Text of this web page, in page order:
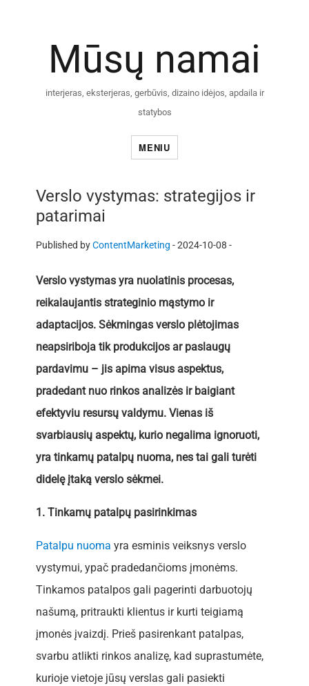
Mūsų namai
interjeras, eksterjeras, gerbūvis, dizaino idėjos, apdaila ir
statybos
MENIU
Verslo vystymas: strategijos ir
patarimai
Published byContentMarketing -2024-10-08 -
Verslo vystymas yra nuolatinis procesas,
reikalaujantis strateginio mąstymo ir
adaptacijos. Sėkmingas verslo plėtojimas
neapsiriboja tik produkcijos ar paslaugų
pardavimu – jis apima visus aspektus,
pradedant nuo rinkos analizės ir baigiant
efektyviu resursų valdymu. Vienas iš
svarbiausių aspektų, kurio negalima ignoruoti,
yra tinkamų patalpų nuoma, nes tai gali turėti
didelę įtaką verslo sėkmei.
1. Tinkamų patalpų pasirinkimas
Patalpu nuoma yra esminis veiksnys verslo
vystymui, ypač pradedančioms įmonėms.
Tinkamos patalpos gali pagerinti darbuotojų
našumą, pritraukti klientus ir kurti teigiamą
įmonės įvaizdį. Prieš pasirenkant patalpas,
svarbu atlikti rinkos analizę, kad suprastumėte,
kurioje vietoje jūsų verslas gali pasiekti